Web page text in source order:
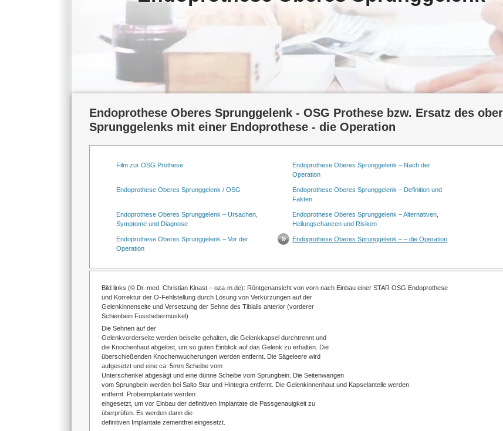
Endoprothese Oberes Sprunggelenk - OSG Prothese bzw. Ersatz des
Sprunggelenks mit einer Endoprothese - die Operation
Film zur OSG Prothese
Endoprothese Oberes Sprunggelenk – Nach der
Operation
Endoprothese Oberes Sprunggelenk / OSG
Endoprothese Oberes Sprunggelenk – Definition und
Fakten
Endoprothese Oberes Sprunggelenk – Ursachen,
Symptome und Diagnose
Endoprothese Oberes Sprunggelenk – Alternativen,
Heilungschancen und Risiken
Endoprothese Oberes Sprunggelenk – Vor der
Operation
Endoprothese Oberes Sprunggelenk – – die Operation
Bild links (© Dr. med. Christian Kinast – oza-m.de): Röntgenansicht von vorn nach Einbau einer STAR OSG Endoprothese
und Korrektur der O-Fehlstellung durch Lösung von Verkürzungen auf der
Gelenkinnenseite und Versetzung der Sehne des Tibialis anterior (vorderer
Schienbein Fusshebermuskel)
Die Sehnen auf der
Gelenkvorderseite werden beiseite gehalten, die Gelenkkapsel durchtrennt und
die Knochenhaut abgelöst, um so guten Einblick auf das Gelenk zu erhalten. Die
überschießenden Knochenwucherungen werden entfernt. Die Sägeleere wird
aufgesetzt und eine ca. 5mm Scheibe vom
Unterschenkel abgesägt und eine dünne Scheibe vom Sprungbein. Die Seitenwangen
vom Sprungbein werden bei Salto Star und Hintegra entfernt. Die Gelenkinnenhaut und Kapselanteile werden
entfernt. Probeimplantate werden
eingesetzt, um vor Einbau der definitiven Implantate die Passgenauigkeit zu
überprüfen. Es werden dann die
definitiven Implantate zementfrei eingesetzt.